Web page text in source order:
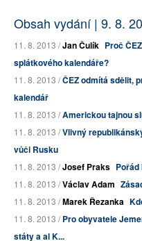
Obsah vydání | 9. 8.
11. 8. 2013 /Jan Čulík Proč
splátkového kalendáře?
11. 8. 2013 /ČEZ odmítá sdělit,
kalendář
11. 8. 2013 /Americkou tajnou
11. 8. 2013 /Vlivný
vůči Rusku
11. 8. 2013 /Josef Praks
11. 8. 2013 /Václav Adam
11. 8. 2013 /Marek Řezanka
11. 8. 2013 /Pro obyvatele
státy a al K...